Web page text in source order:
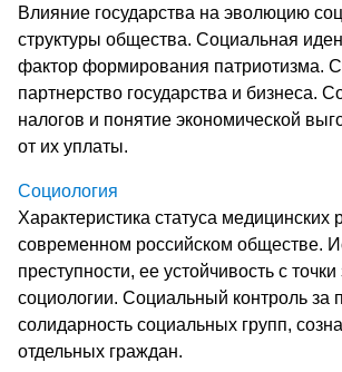
Влияние государства на эволюцию
структуры общества. Социальная
фактор формирования патриотизма.
партнерство государства и бизнеса.
налогов и понятие экономической
от их уплаты.
Социология
Характеристика статуса медицинских
современном российском обществе.
преступности, ее устойчивость с точки
социологии. Социальный контроль за
солидарность социальных групп,
отдельных граждан.